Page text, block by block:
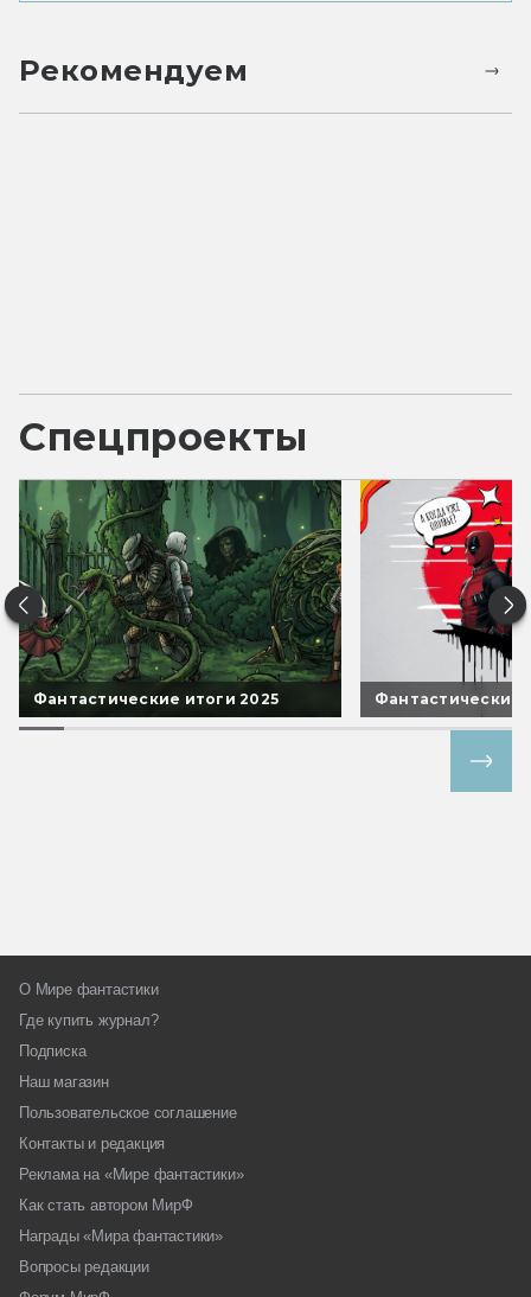
Рекомендуем
Спецпроекты
Фантастические итоги 2025 Фантастические
О Мире фантастики
Где купить журнал?
Подписка
Наш магазин
Пользовательское соглашение
Контакты и редакция
Реклама на «Мире фантастики»
Как стать автором МирФ
Награды «Мира фантастики»
Вопросы редакции